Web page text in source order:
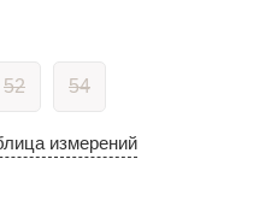
52 54
измерений